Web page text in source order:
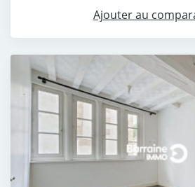
Ajouter au